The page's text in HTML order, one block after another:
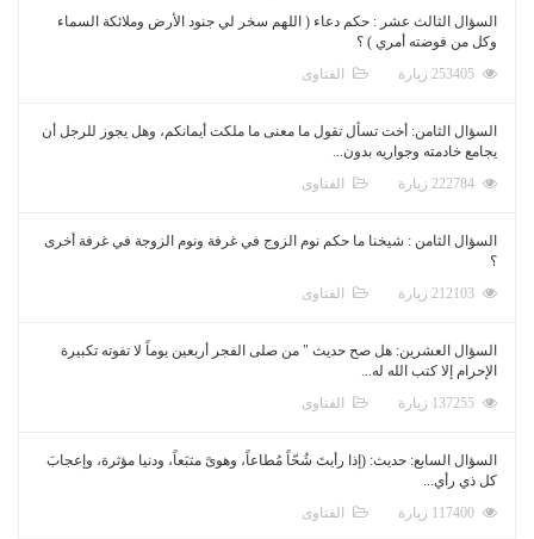
السؤال الثالث عشر : حكم دعاء ( اللهم سخر لي جنود الأرض وملائكة السماء
وكل من فوضته أمري ) ؟
الفتاوى
السؤال الثامن: أخت تسأل تقول ما معنى ما ملكت أيمانكم، وهل يجوز للرجل أن
يجامع خادمته وجواريه بدون...
الفتاوى
السؤال الثامن : شيخنا ما حكم نوم الزوج في غرفة ونوم الزوجة في غرفة أخرى
؟
الفتاوى
السؤال العشرين: هل صح حديث " من صلى الفجر أربعين يوماً لا تفوته تكبيرة
الإحرام إلا كتب الله له...
الفتاوى
السؤال السابع: حديث: (إذا رأيتَ شُحّاً مُطاعاً، وهوىً متبَعاً، ودنيا مؤثرة، وإعجابَ
كل ذي رأي...
الفتاوى